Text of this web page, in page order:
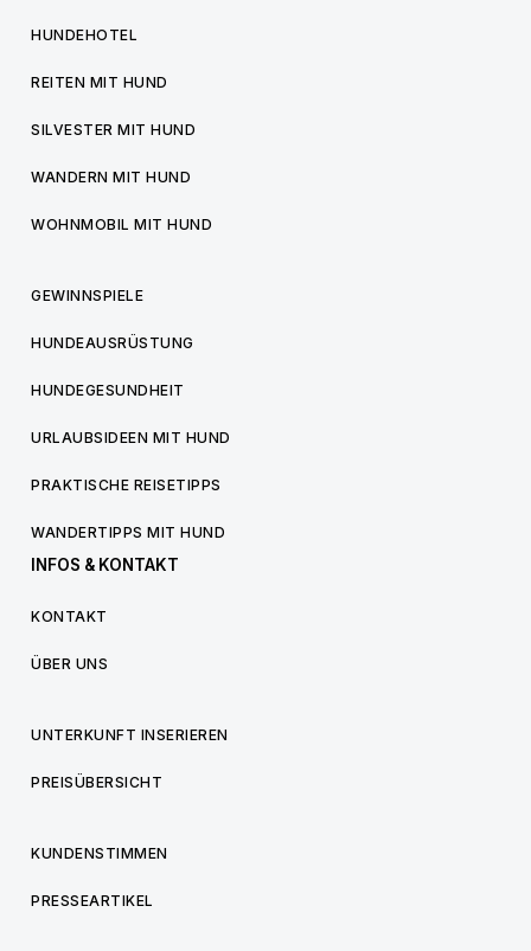
HUNDEHOTEL
REITEN MIT HUND
SILVESTER MIT HUND
WANDERN MIT HUND
WOHNMOBIL MIT HUND
GEWINNSPIELE
HUNDEAUSRÜSTUNG
HUNDEGESUNDHEIT
URLAUBSIDEEN MIT HUND
PRAKTISCHE REISETIPPS
WANDERTIPPS MIT HUND
INFOS & KONTAKT
KONTAKT
ÜBER UNS
UNTERKUNFT INSERIEREN
PREISÜBERSICHT
KUNDENSTIMMEN
PRESSEARTIKEL